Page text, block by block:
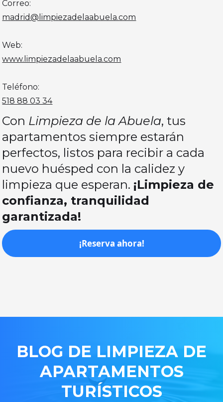
Correo:
madrid@limpiezadelaabuela.com
Web:
www.limpiezadelaabuela.com
Teléfono:
518 88 03 34
Con Limpieza de la Abuela, tus
apartamentos siempre estarán
perfectos, listos para recibir a cada
nuevo huésped con la calidez y
limpieza que esperan. ¡Limpieza de
confianza, tranquilidad
garantizada!
¡Reserva ahora!
BLOG DE LIMPIEZA DE
APARTAMENTOS
TURÍSTICOS